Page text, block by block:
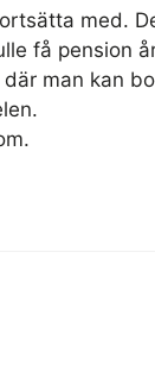
med.
få pension
man kan